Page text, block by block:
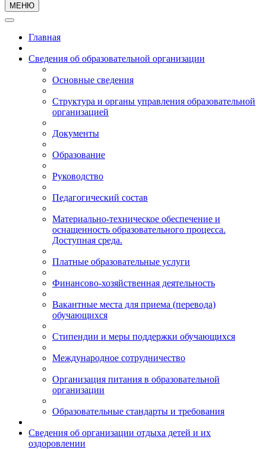
МЕНЮ
Главная
Сведения об образовательной организации
Основные сведения
Структура и органы управления образовательной
организацией
Документы
Образование
Руководство
Педагогический состав
Материально-техническое обеспечение и
оснащенность образовательного процесса.
Доступная среда.
Платные образовательные услуги
Финансово-хозяйственная деятельность
Вакантные места для приема (перевода)
обучающихся
Стипендии и меры поддержки обучающихся
Международное сотрудничество
Организация питания в образовательной
организации
Образовательные стандарты и требования
Сведения об организации отдыха детей и их
оздоровлении